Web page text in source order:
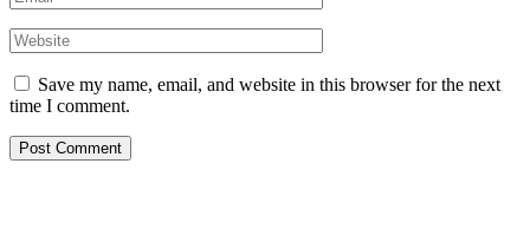
Save my name, email, and website in this browser for the next
time I comment.